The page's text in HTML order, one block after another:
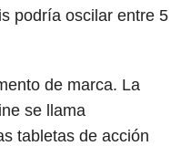
podría oscilar entre 5
de marca. La
se llama
tabletas de acción